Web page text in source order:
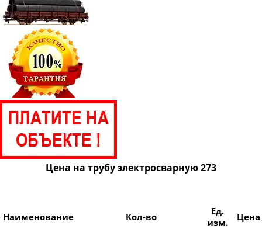
Труба электросварная 63.5
Труба электросварная 76
Труба электросварная 89
Труба электросварная 102
Труба электросварная 108
Труба электросварная 114
Труба электросварная 127
Труба электросварная 133
Труба электросварная 146
Труба электросварная 168
Цена на трубу электросварную 273
Наименование Кол-во
Ед.
изм.
Цена